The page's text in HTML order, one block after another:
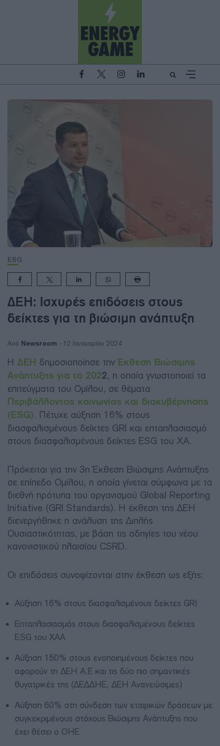
ESG
ΔΕΗ: Ισχυρές επιδόσεις στους
δείκτες για τη βιώσιμη ανάπτυξη
Από Newsroom 12 Ιανουαρίου 2024
Η ΔΕΗ δημοσιοποίησε τηνΈκθεση Βιώσιμης
Ανάπτυξης για το 2022, η οποία γνωστοποιεί τα
επιτεύγματα του Ομίλου, σε θέματα
Περιβάλλοντος κοινωνίας και διακυβέρνησης
(ESG). Πέτυχε αύξηση 16% στους
διασφαλισμένους δείκτες GRI και επταπλασιασμό
στους διασφαλισμένους δείκτες ESG του ΧΑ.
Πρόκειται για την 3η Έκθεση Βιώσιμης Ανάπτυξης
σε επίπεδο Ομίλου, η οποία γίνεται σύμφωνα με τα
διεθνή πρότυπα του οργανισμού Global Reporting
Initiative (GRI Standards). Η έκθεση της ΔΕΗ
διενεργήθηκε η ανάλυση της Διπλής
Ουσιαστικότητας, με βάση τις οδηγίες του νέου
κανονιστικού πλαισίου CSRD.
Οι επιδόσεις συνοψίζονται στην έκθεση ως εξής:
Αύξηση 16% στους διασφαλισμένους δείκτες GRI
Επταπλασιασμός στους διασφαλισμένους δείκτες
ESG του ΧΑΑ
Αύξηση 150% στους ενοποιημένους δείκτες που
αφορούν τη ΔΕΗ Α.Ε και τις δύο πιο σημαντικές
θυγατρικές της (ΔΕΔΔΗΕ, ΔΕΗ Ανανεώσιμες)
Αύξηση 60% στη σύνδεση των εταιρικών δράσεων με
συγκεκριμένους στόχους Βιώσιμης Ανάπτυξης που
έχει θέσει ο ΟΗΕ